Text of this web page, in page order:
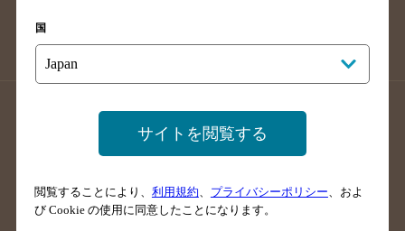
沖縄県のバー検索
店舗登録方法のご案内
店舗情報更新方法のご案内
掲載店舗様ログイン
ご意見・ご感想
国
サイトを閲覧する
閲覧することにより、 利用規約 プライバシーポリシー 、およ
び Cookie の使用に同意したことになります。